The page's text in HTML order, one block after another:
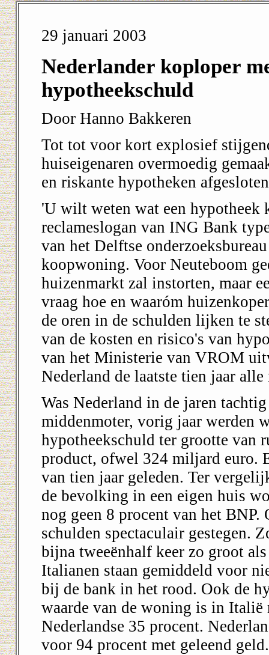
29 januari 2003
Nederlander koploper
hypotheekschuld
Door Hanno Bakkeren
Tot tot voor kort explosief
huiseigenaren overmoedig
en riskante hypotheken
'U wilt weten wat een hypotheek
reclameslogan van ING Bank
van het Delftse
koopwoning. Voor Neuteboom
huizenmarkt zal instorten, maar
vraag hoe en waaróm
de oren in de schulden lijken te
van de kosten en risico's van
van het Ministerie van VROM
Nederland de laatste tien jaar
Was Nederland in de jaren
middenmoter, vorig jaar werden
hypotheekschuld ter grootte van
product, ofwel 324 miljard euro.
van tien jaar geleden. Ter
de bevolking in een eigen huis
nog geen 8 procent van het
schulden spectaculair gestegen.
bijna tweeënhalf keer zo groot
Italianen staan gemiddeld voor
bij de bank in het rood. Ook de
waarde van de woning is in Italië
Nederlandse 35 procent.
voor 94 procent met geleend geld.